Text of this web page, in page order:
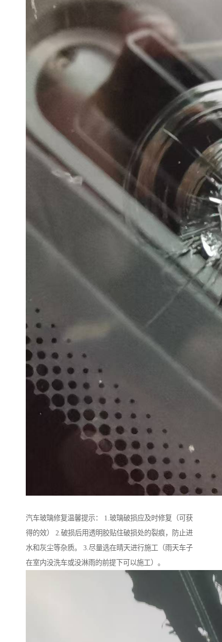
汽车玻璃修复温馨提示： 1.玻璃破损应及时修复（可获
得的效） 2.破损后用透明胶贴住破损处的裂痕，防止进
水和灰尘等杂质。 3.尽量选在晴天进行施工（雨天车子
在室内没洗车或没淋雨的前提下可以施工）。